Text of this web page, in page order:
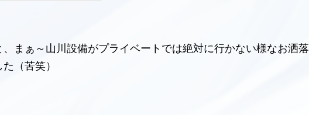
まぁ～山川設備がプライベートでは絶対に行かない様なお洒落
（苦笑）